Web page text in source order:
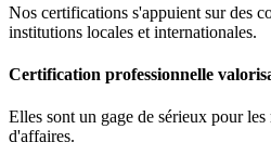
Nos certifications s'appuient sur des
institutions locales et internationales.
Certification professionnelle
Elles sont un gage de sérieux pour les
d'affaires.